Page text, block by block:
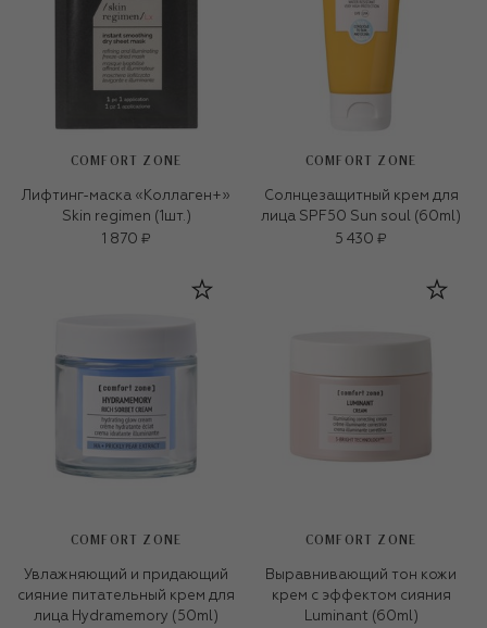
COMFORT ZONE
Лифтинг-маска «Коллаген+»
Skin regimen (1шт.)
1 870 ₽
COMFORT ZONE
Солнцезащитный крем для
лица SPF50 Sun soul (60ml)
5 430 ₽
COMFORT ZONE
Увлажняющий и придающий
сияние питательный крем для
лица Hydramemory (50ml)
COMFORT ZONE
Выравнивающий тон кожи
крем с эффектом сияния
Luminant (60ml)